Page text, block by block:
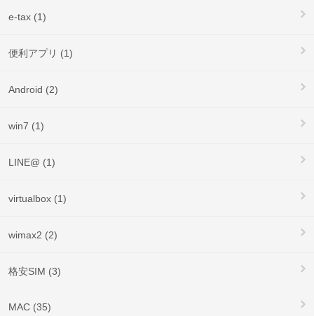
e-tax (1)
便利アプリ (1)
Android (2)
win7 (1)
LINE@ (1)
virtualbox (1)
wimax2 (2)
格安SIM (3)
MAC (35)